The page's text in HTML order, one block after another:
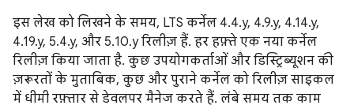
इस लेख को लिखने के समय, LTS कर्नेल 4.4.y, 4.9.y, 4.14.y,
4.19.y, 5.4.y, और 5.10.y रिलीज़ हैं. हर हफ़्ते एक नया कर्नेल
रिलीज़ किया जाता है. कुछ उपयोगकर्ताओं और डिस्ट्रिब्यूशन की
ज़रूरतों के मुताबिक, कुछ और पुराने कर्नेल को रिलीज़ साइकल
में धीमी रफ़्तार से डेवलपर मैनेज करते हैं. लंबे समय तक काम